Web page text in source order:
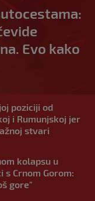
Evo kako
poziciji od
i Rumunjskoj jer
stvari
kolapsu u
s Crnom Gorom:
gore"